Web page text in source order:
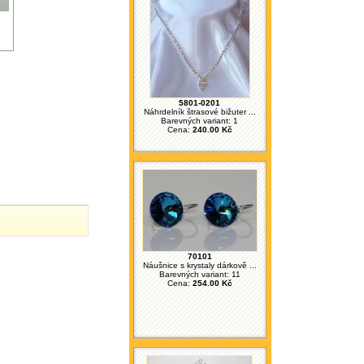
5801-0201
Náhrdelník štrasové bižuter ...
Barevných variant: 1
Cena: 240.00 Kč
70101
Náušnice s krystaly dárkově ...
Barevných variant: 11
Cena:254.00 Kč